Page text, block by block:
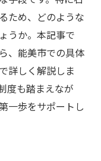
ため、どのような
うか。本記事で
、能美市での具体
詳しく解説しま
度も踏まえなが
一歩をサポートし